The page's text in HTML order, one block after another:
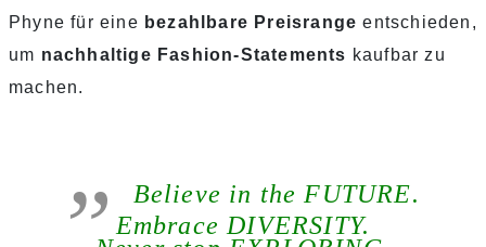
Phyne für eine bezahlbare Preisrange entschieden,
um nachhaltige Fashion-Statements kaufbar zu
machen.
Believe in the FUTURE.
Embrace DIVERSITY.